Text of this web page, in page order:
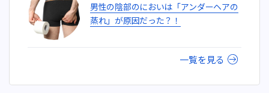
男性の陰部のにおいは「アンダーヘアの
蒸れ」が原因だった？！
一覧を見る